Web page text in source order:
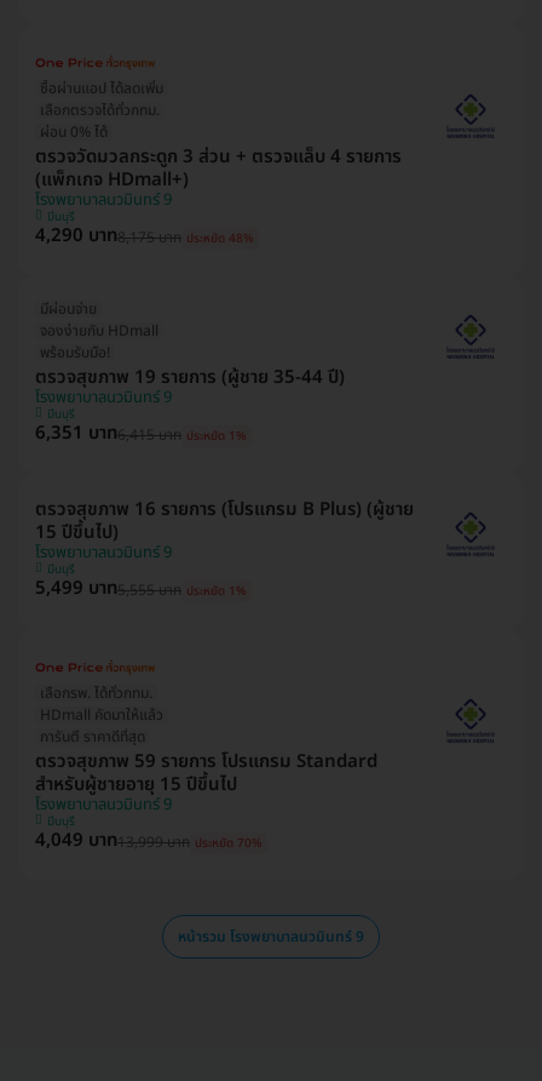
ซื้อผ่านแอป ได้ลดเพิ่ม
เลือกตรวจได้ทั่วกทม.
ผ่อน 0% ได้
ตรวจวัดมวลกระดูก 3 ส่วน + ตรวจแล็บ 4 รายการ
(แพ็กเกจ HDmall+)
โรงพยาบาลนวมินทร์ 9
มีนบุรี
4,290 บาท8,175 บาท ประหยัด 48%
มีผ่อนจ่าย
จองง่ายกับ HDmall
พร้อมรับมือ!
ตรวจสุขภาพ 19 รายการ (ผู้ชาย 35-44 ปี)
โรงพยาบาลนวมินทร์ 9
มีนบุรี
6,351 บาท6,415 บาท ประหยัด 1%
ตรวจสุขภาพ 16 รายการ (โปรแกรม B Plus) (ผู้ชาย
15 ปีขึ้นไป)
โรงพยาบาลนวมินทร์ 9
มีนบุรี
5,499 บาท5,555 บาท ประหยัด 1%
เลือกรพ. ได้ทั่วกทม.
HDmall คัดมาให้แล้ว
การันตี ราคาดีที่สุด
ตรวจสุขภาพ 59 รายการ โปรแกรม Standard
สำหรับผู้ชายอายุ 15 ปีขึ้นไป
โรงพยาบาลนวมินทร์ 9
มีนบุรี
4,049 บาท13,999 บาท ประหยัด 70%
หน้ารวม โรงพยาบาลนวมินทร์ 9